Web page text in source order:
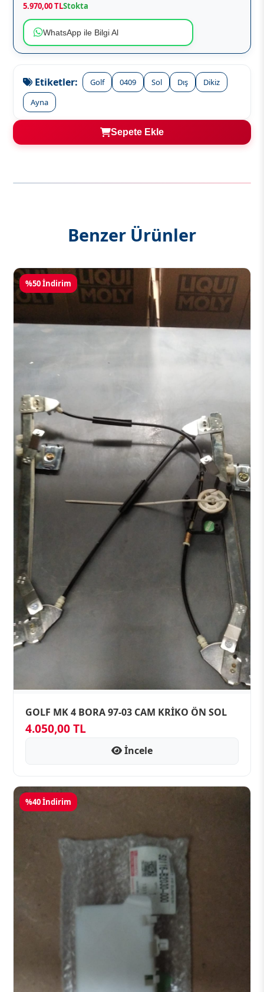
5.970,00 TLStokta
WhatsApp ile Bilgi Al
Etiketler: Golf 0409 Sol Dış
Dikiz
Ayna
Sepete Ekle
Benzer Ürünler
%50 İndirim
GOLF MK 4 BORA 97-03 CAM KRİKO ÖN SOL
4.050,00 TL
İncele
%40 İndirim